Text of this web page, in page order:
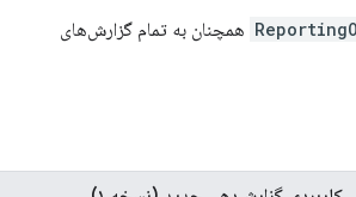
همچنان به تمام گزارش‌های